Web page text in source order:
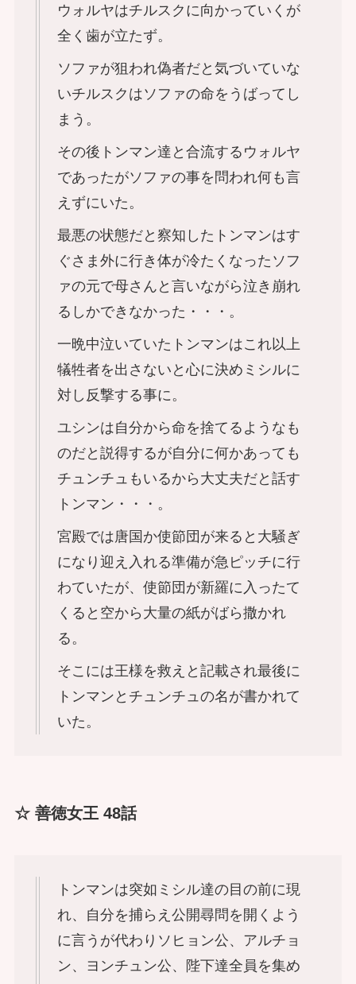
ウォルヤはチルスクに向かっていくが
全く歯が立たず。
ソファが狙われ偽者だと気づいていな
いチルスクはソファの命をうばってし
まう。
その後トンマン達と合流するウォルヤ
であったがソファの事を問われ何も言
えずにいた。
最悪の状態だと察知したトンマンはす
ぐさま外に行き体が冷たくなったソフ
ァの元で母さんと言いながら泣き崩れ
るしかできなかった・・・。
一晩中泣いていたトンマンはこれ以上
犠牲者を出さないと心に決めミシルに
対し反撃する事に。
ユシンは自分から命を捨てるようなも
のだと説得するが自分に何かあっても
チュンチュもいるから大丈夫だと話す
トンマン・・・。
宮殿では唐国か使節団が来ると大騒ぎ
になり迎え入れる準備が急ピッチに行
わていたが、使節団が新羅に入ったて
くると空から大量の紙がばら撒かれ
る。
そこには王様を救えと記載され最後に
トンマンとチュンチュの名が書かれて
いた。
☆ 善徳女王 48話
トンマンは突如ミシル達の目の前に現
れ、自分を捕らえ公開尋問を開くよう
に言うが代わりソヒョン公、アルチョ
ン、ヨンチュン公、陛下達全員を集め